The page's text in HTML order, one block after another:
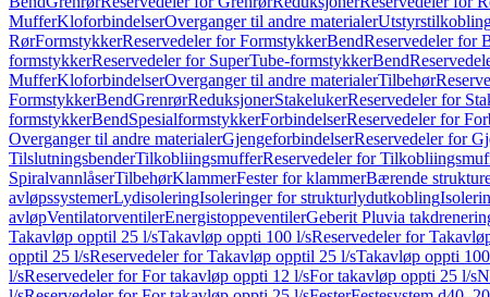
MufferKloforbindelserOverganger til andre materialer
RørFormstykkerReservedeler for FormstykkerBendReservedeler for
formstykkerReservedeler for SuperTube-formstykkerBend
MufferKloforbindelserOverganger til andre materialerTilbehør
FormstykkerBendGrenrørReduksjonerStakelukerReservedeler for
formstykkerBendSpesialformstykkerForbindelserReservedeler for
Overganger til andre materialerGjengeforbindelserReservedeler for
TilslutningsbenderTilkobliingsmufferReservedeler for
SpiralvannlåserTilbehørKlammerFester for klammerBærende
avløpssystemerLydisoleringIsoleringer for strukturlydutkobling
avløpVentilatorventilerEnergistoppeventilerGeberit Pluvia
Takavløp opptil 25 l/sTakavløp oppti 100 l/sReservedeler for
opptil 25 l/sReservedeler for Takavløp opptil 25 l/sTakavløp oppti
l/sReservedeler for For takavløp oppti 12 l/sFor takavløp oppti 25 l/s